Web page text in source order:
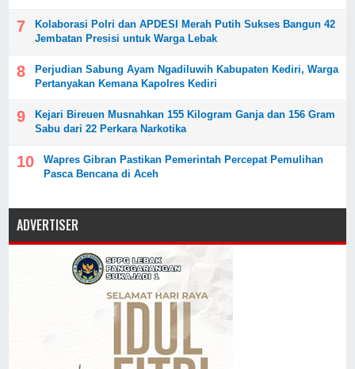
Kolaborasi Polri dan APDESI Merah Putih Sukses Bangun 42
Jembatan Presisi untuk Warga Lebak
Perjudian Sabung Ayam Ngadiluwih Kabupaten Kediri, Warga
Pertanyakan Kemana Kapolres Kediri
Kejari Bireuen Musnahkan 155 Kilogram Ganja dan 156 Gram
Sabu dari 22 Perkara Narkotika
Wapres Gibran Pastikan Pemerintah Percepat Pemulihan
Pasca Bencana di Aceh
ADVERTISER